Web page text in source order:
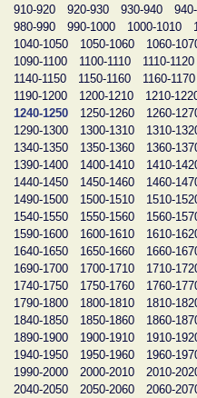
910-920
920-930 930-940
980-990
990-1000 1000-1010
1040-1050
1050-1060 1060-
1090-1100
1100-1110 1110-1120
1140-1150
1150-1160 1160-1170
1190-1200
1200-1210 1210-
1240-1250
1250-1260 1260-
1290-1300
1300-1310 1310-
1340-1350
1350-1360 1360-
1390-1400
1400-1410 1410-
1440-1450
1450-1460 1460-
1490-1500
1500-1510 1510-
1540-1550
1550-1560 1560-
1590-1600
1600-1610 1610-
1640-1650
1650-1660 1660-
1690-1700
1700-1710 1710-
1740-1750
1750-1760 1760-
1790-1800
1800-1810 1810-
1840-1850
1850-1860 1860-
1890-1900
1900-1910 1910-
1940-1950
1950-1960 1960-
1990-2000
2000-2010 2010-
2040-2050
2050-2060 2060-